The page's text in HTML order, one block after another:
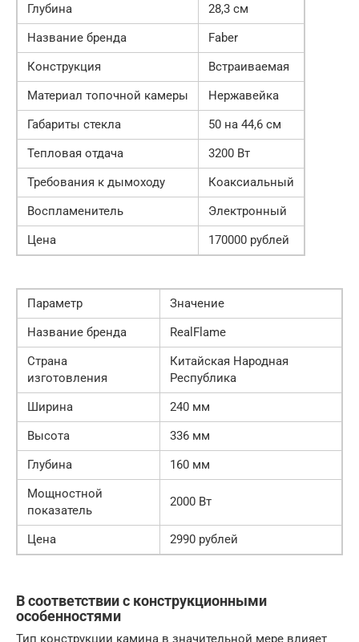
Глубина
28,3 см
Название бренда
Faber
Конструкция
Встраиваемая
Материал топочной камеры
Нержавейка
Габариты стекла
50 на 44,6 см
Тепловая отдача
3200 Вт
Требования к дымоходу
Коаксиальный
Воспламенитель
Электронный
Цена
170000 рублей
Параметр
Значение
Название бренда
RealFlame
Страна
изготовления
Китайская Народная
Республика
Ширина
240 мм
Высота
336 мм
Глубина
160 мм
Мощностной
показатель
2000 Вт
Цена 2990 рублей
В соответствии с конструкционными
особенностями
Тип конструкции камина в значительной мере влияет